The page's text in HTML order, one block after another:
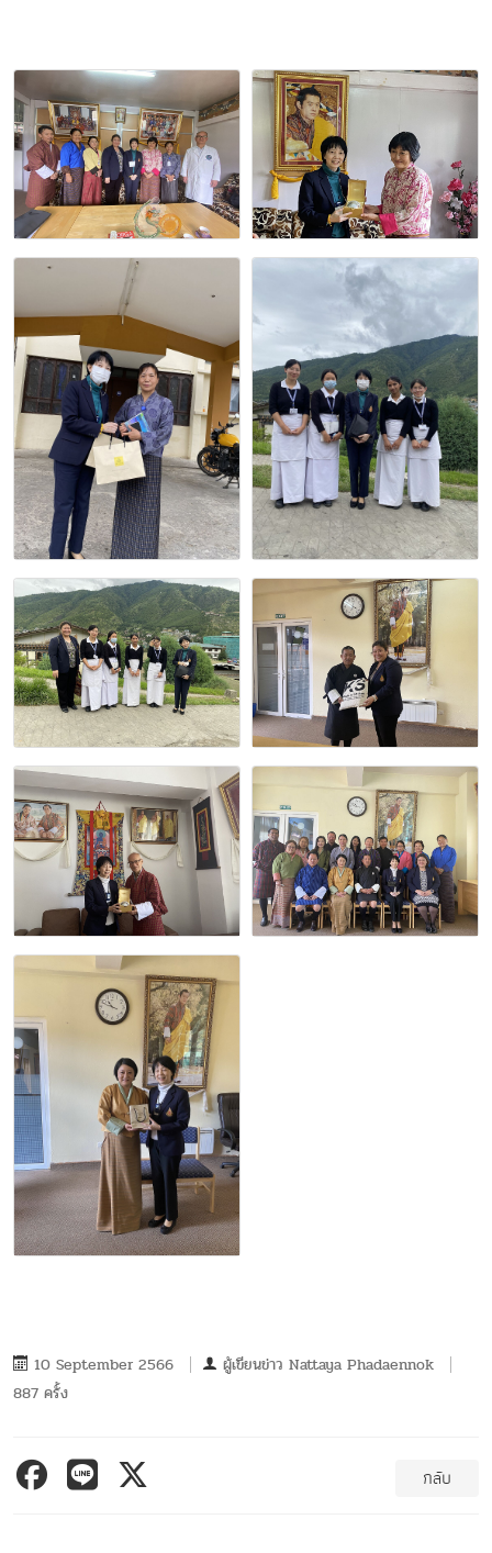
10 September 2566 ผู้เขียนข่าว Nattaya Phadaennok
887 ครั้ง
กลับ